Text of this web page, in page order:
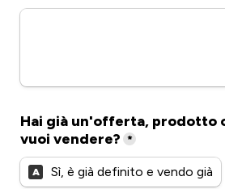
Hai già un'offerta, prodotto
vuoi vendere? *
A Sì, è già definito e vendo già